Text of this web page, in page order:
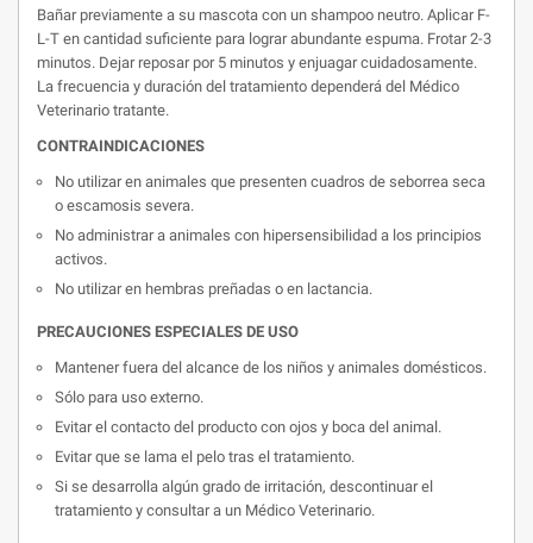
Bañar previamente a su mascota con un shampoo neutro. Aplicar F-
L-T en cantidad suficiente para lograr abundante espuma. Frotar 2-3
minutos. Dejar reposar por 5 minutos y enjuagar cuidadosamente.
La frecuencia y duración del tratamiento dependerá del Médico
Veterinario tratante.
CONTRAINDICACIONES
No utilizar en animales que presenten cuadros de seborrea seca
o escamosis severa.
No administrar a animales con hipersensibilidad a los principios
activos.
No utilizar en hembras preñadas o en lactancia.
PRECAUCIONES ESPECIALES DE USO
Mantener fuera del alcance de los niños y animales domésticos.
Sólo para uso externo.
Evitar el contacto del producto con ojos y boca del animal.
Evitar que se lama el pelo tras el tratamiento.
Si se desarrolla algún grado de irritación, descontinuar el
tratamiento y consultar a un Médico Veterinario.